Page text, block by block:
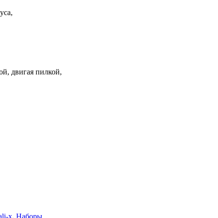
двигая пилкой,
x, Наборы